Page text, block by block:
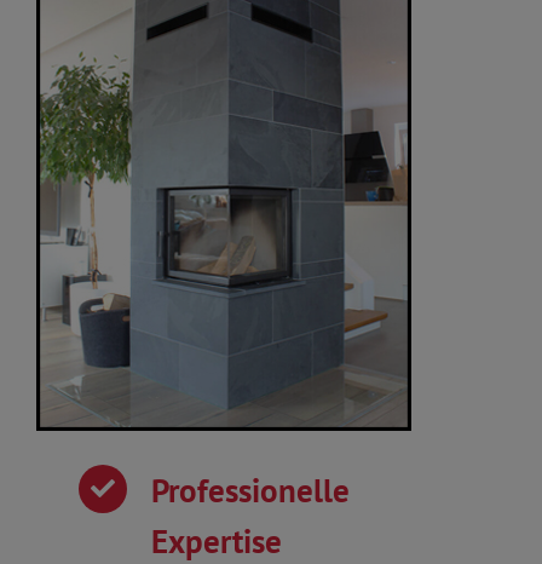
Professionelle
Expertise